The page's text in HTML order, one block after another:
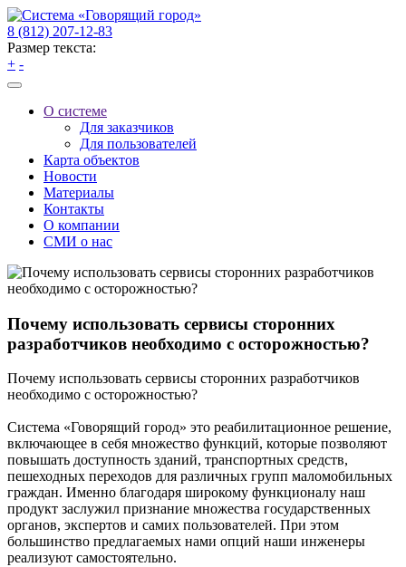
8 (812) 207-12-83
Размер текста:
+ -
О системе
Для заказчиков
Для пользователей
Карта объектов
Новости
Материалы
Контакты
О компании
СМИ о нас
Почему использовать сервисы сторонних
разработчиков необходимо с осторожностью?
Почему использовать сервисы сторонних разработчиков
необходимо с осторожностью?
Система «Говорящий город» это реабилитационное решение,
включающее в себя множество функций, которые позволяют
повышать доступность зданий, транспортных средств,
пешеходных переходов для различных групп маломобильных
граждан. Именно благодаря широкому функционалу наш
продукт заслужил признание множества государственных
органов, экспертов и самих пользователей. При этом
большинство предлагаемых нами опций наши инженеры
реализуют самостоятельно.